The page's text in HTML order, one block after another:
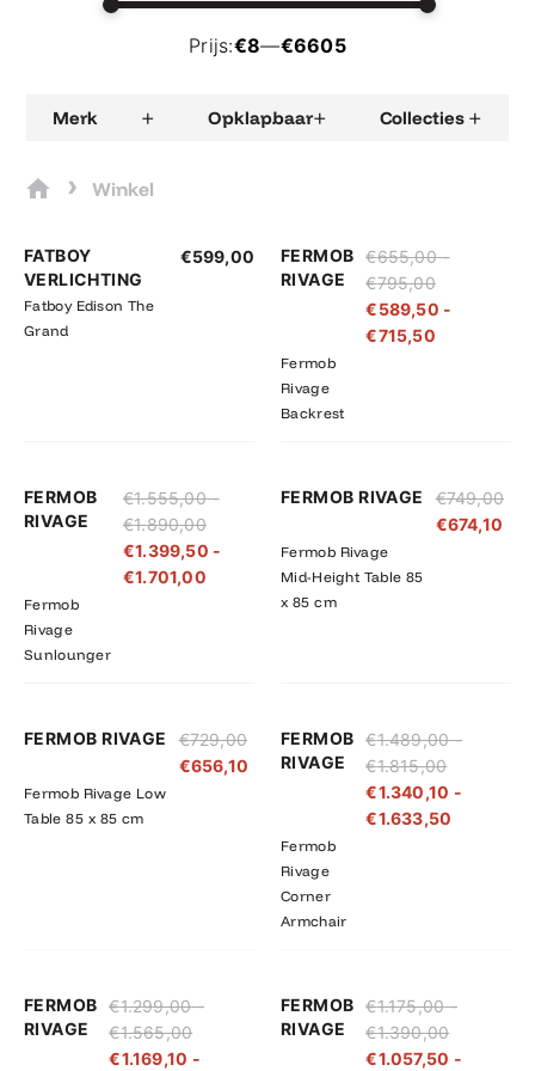
Prijs:€8—€6605
Merk + Opklapbaar+ Collecties +
› Winkel
FATBOY
VERLICHTING
Fatboy Edison The
Grand
€599,00
FERMOB
RIVAGE
Fermob
Rivage
Backrest
€655,00 -
€795,00
€655,00
tot
€795,00
€589,50 -
€715,50
€589,50
tot
€715,50
FERMOB
RIVAGE
Fermob
Rivage
Sunlounger
€1.555,00 -
€1.890,00
€1.555,00
tot
€1.890,00
€1.399,50 -
€1.701,00
€1.399,50
tot
€1.701,00
FERMOB RIVAGE
Fermob Rivage
Mid-Height Table 85
x 85 cm
€749,00
€674,10
FERMOB RIVAGE
Fermob Rivage Low
Table 85 x 85 cm
€729,00
€656,10
FERMOB
RIVAGE
Fermob
Rivage
Corner
Armchair
€1.489,00 -
€1.815,00
€1.489,00
tot
€1.815,00
€1.340,10 -
€1.633,50
€1.340,10
FERMOB
RIVAGE
€1.299,00 -
€1.565,00
€1.299,00
tot
€1.565,00
€1.169,10 -
€1.169,10
€1.408,50
FERMOB
RIVAGE
€1.175,00 -
€1.390,00
€1.175,00
tot
€1.390,00
€1.057,50 -
€1.057,50
tot
€1.251,00